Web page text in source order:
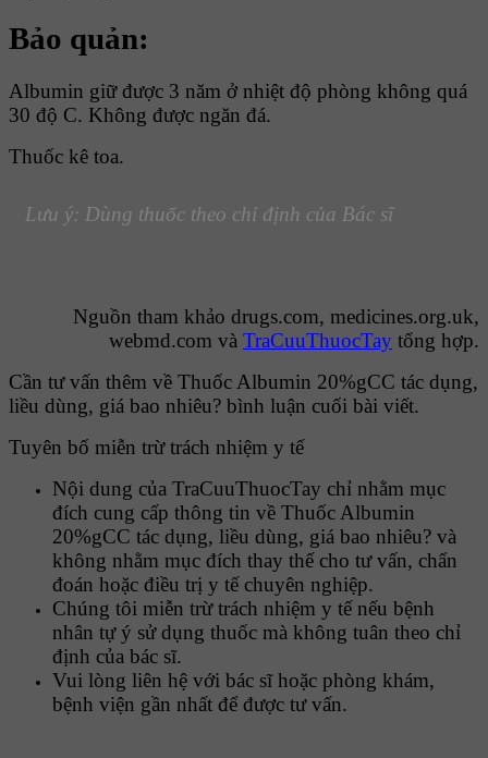
Bảo quản:
Albumin giữ được 3 năm ở nhiệt độ phòng không quá
30 độ C. Không được ngăn đá.
Thuốc kê toa.
Lưu ý: Dùng thuốc theo chỉ định của Bác sĩ
Nguồn tham khảo drugs.com, medicines.org.uk,
webmd.com và TraCuuThuocTay tổng hợp.
Cần tư vấn thêm về Thuốc Albumin 20%gCC tác dụng,
liều dùng, giá bao nhiêu? bình luận cuối bài viết.
Tuyên bố miễn trừ trách nhiệm y tế
Nội dung của TraCuuThuocTay chỉ nhằm mục
đích cung cấp thông tin về Thuốc Albumin
20%gCC tác dụng, liều dùng, giá bao nhiêu? và
không nhằm mục đích thay thế cho tư vấn, chẩn
đoán hoặc điều trị y tế chuyên nghiệp.
Chúng tôi miễn trừ trách nhiệm y tế nếu bệnh
nhân tự ý sử dụng thuốc mà không tuân theo chỉ
định của bác sĩ.
Vui lòng liên hệ với bác sĩ hoặc phòng khám,
bệnh viện gần nhất để được tư vấn.